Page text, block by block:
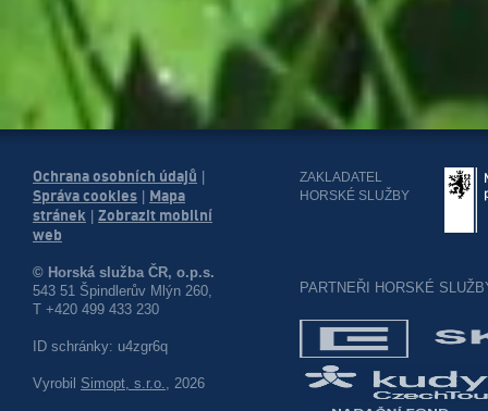
Ochrana osobních údajů
Správa cookies
Mapa
stránek
Zobrazit mobilní
web
© Horská služba ČR, o.p.s.
543 51 Špindlerův Mlýn 260,
T +420 499 433 230
ID schránky: u4zgr6q
Vyrobil Simopt, s.r.o., 2026
ZAKLADATEL
HORSKÉ SLUŽBY
PARTNEŘI HORSKÉ